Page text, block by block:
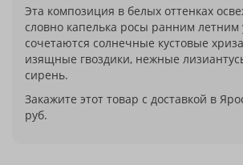
Эта композиция в белых оттенках
словно капелька росы ранним летним
сочетаются солнечные кустовые
изящные гвоздики, нежные
сирень.
Закажите этот товар с доставкой в
руб.